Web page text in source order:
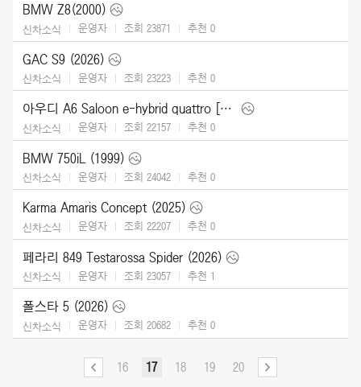
BMW Z8(2000)
신차소식 운영자 조회 23871 추천 0
GAC S9 (2026)
신차소식 운영자 조회 23223 추천 0
아우디 A6 Saloon e-hybrid quattro [UK] (2026)
신차소식 운영자 조회 22157 추천 0
BMW 750iL (1999)
신차소식 운영자 조회 24042 추천 0
Karma Amaris Concept (2025)
신차소식 운영자 조회 22207 추천 0
페라리 849 Testarossa Spider (2026)
신차소식 운영자 조회 23057 추천 1
폴스타 5 (2026)
신차소식 운영자 조회 20682 추천 0
16 17 18 19 20